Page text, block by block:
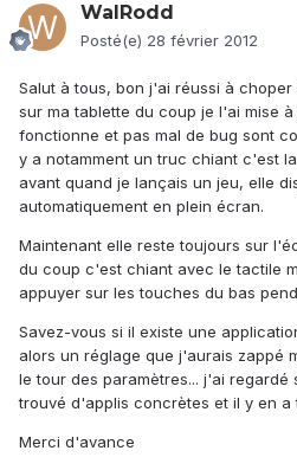
WalRodd
Posté(e) 28 février 2012
Salut à tous, bon j'ai réussi à
sur ma tablette du coup je l'ai mise
fonctionne et pas mal de bug sont
y a notamment un truc chiant c'est
avant quand je lançais un jeu, elle
automatiquement en plein écran.
Maintenant elle reste toujours sur
du coup c'est chiant avec le tactile
appuyer sur les touches du bas
Savez-vous si il existe une
alors un réglage que j'aurais zappé
le tour des paramètres... j'ai regardé
trouvé d'applis concrètes et il y en a
Merci d'avance